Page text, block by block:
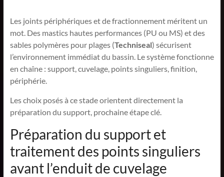
Les joints périphériques et de fractionnement méritent un
mot. Des mastics hautes performances (PU ou MS) et des
sables polymères pour plages (Techniseal) sécurisent
l’environnement immédiat du bassin. Le système fonctionne
en chaîne : support, cuvelage, points singuliers, finition,
périphérie.
Les choix posés à ce stade orientent directement la
préparation du support, prochaine étape clé.
Préparation du support et
traitement des points singuliers
avant l’enduit de cuvelage